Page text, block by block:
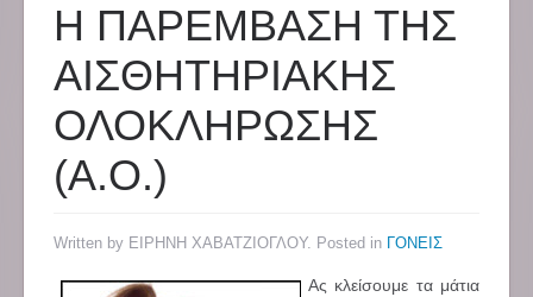
Η ΠΑΡΕΜΒΑΣΗ ΤΗΣ
ΑΙΣΘΗΤΗΡΙΑΚΗΣ
ΟΛΟΚΛΗΡΩΣΗΣ
(Α.Ο.)
Written by ΕΙΡΗΝΗ ΧΑΒΑΤΖΙΟΓΛΟΥ. Posted in ΓΟΝΕΙΣ
Ας κλείσουμε τα μάτια